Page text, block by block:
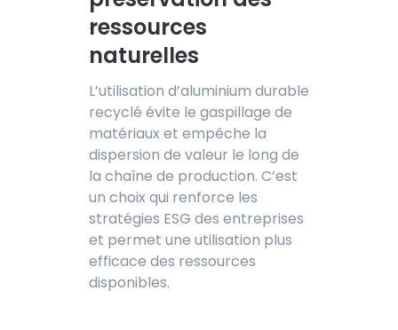
ressources
naturelles
L’utilisation d’aluminium durable
recyclé évite le gaspillage de
matériaux et empêche la
dispersion de valeur le long de
la chaîne de production. C’est
un choix qui renforce les
stratégies ESG des entreprises
et permet une utilisation plus
efficace des ressources
disponibles.